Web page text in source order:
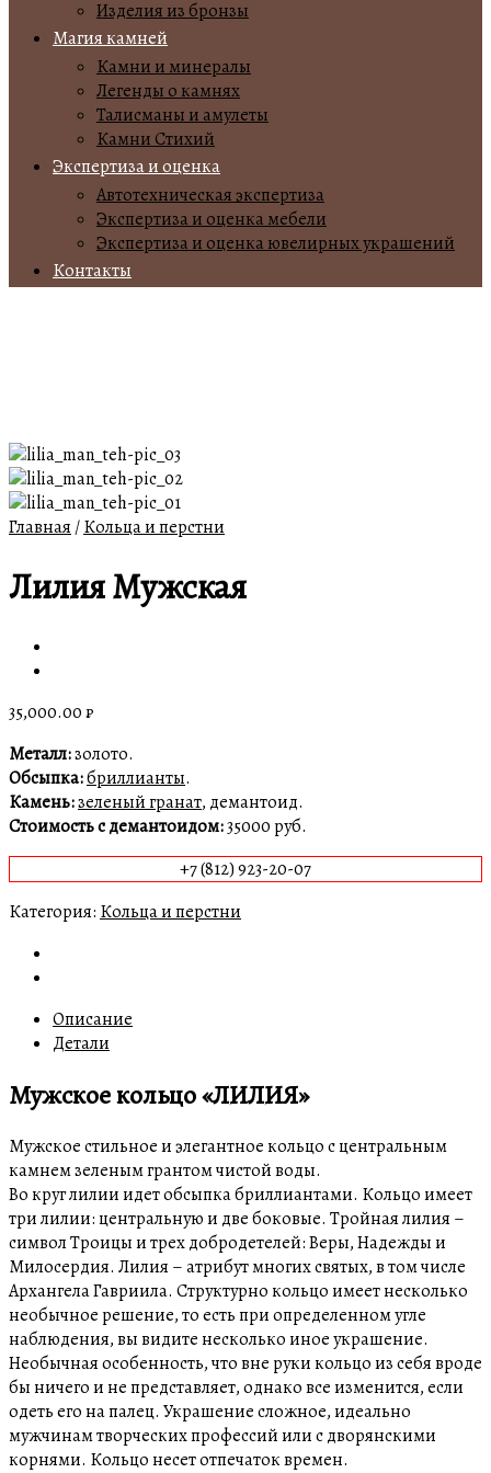
Изделия из бронзы
Магия камней
Камни и минералы
Легенды о камнях
Талисманы и амулеты
Камни Стихий
Экспертиза и оценка
Автотехническая экспертиза
Экспертиза и оценка мебели
Экспертиза и оценка ювелирных украшений
Контакты
Главная/Кольца и перстни
Лилия Мужская
35,000.00₽
Металл:золото.
Обсыпка:бриллианты.
Камень:зеленый гранат, демантоид.
Стоимость с демантоидом:35000 руб.
+7 (812) 923-20-07
Категория: Кольца и перстни
Описание
Детали
Мужское кольцо «ЛИЛИЯ»
Мужское стильное и элегантное кольцо с центральным
камнем зеленым грантом чистой воды.
Во круг лилии идет обсыпка бриллиантами. Кольцо имеет
три лилии: центральную и две боковые. Тройная лилия –
символ Троицы и трех добродетелей: Веры, Надежды и
Милосердия. Лилия – атрибут многих святых, в том числе
Архангела Гавриила. Структурно кольцо имеет несколько
необычное решение, то есть при определенном угле
наблюдения, вы видите несколько иное украшение.
Необычная особенность, что вне руки кольцо из себя вроде
бы ничего и не представляет, однако все изменится, если
одеть его на палец. Украшение сложное, идеально
мужчинам творческих профессий или с дворянскими
корнями. Кольцо несет отпечаток времен.